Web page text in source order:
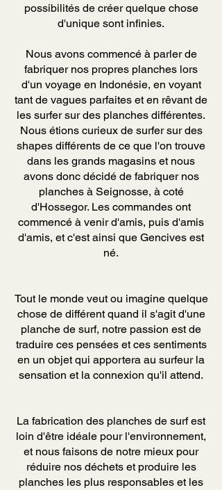
possibilités de créer quelque chose
d'unique sont infinies.
Nous avons commencé à parler de
fabriquer nos propres planches lors
d'un voyage en Indonésie, en voyant
tant de vagues parfaites et en rêvant de
les surfer sur des planches différentes.
Nous étions curieux de surfer sur des
shapes différents de ce que l'on trouve
dans les grands magasins et nous
avons donc décidé de fabriquer nos
planches à Seignosse, à coté
d'Hossegor. Les commandes ont
commencé à venir d'amis, puis d'amis
d'amis, et c'est ainsi que Gencives est
né.
Tout le monde veut ou imagine quelque
chose de différent quand il s'agit d'une
planche de surf, notre passion est de
traduire ces pensées et ces sentiments
en un objet qui apportera au surfeur la
sensation et la connexion qu'il attend.
La fabrication des planches de surf est
loin d'être idéale pour l'environnement,
et nous faisons de notre mieux pour
réduire nos déchets et produire les
planches les plus responsables et les